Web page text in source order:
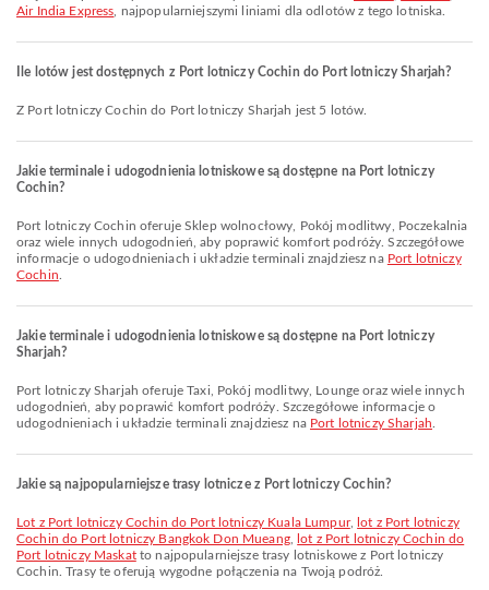
Air India Express , najpopularniejszymi liniami dla odlotów z tego lotniska.
Ile lotów jest dostępnych z Port lotniczy Cochin do Port lotniczy Sharjah?
Z Port lotniczy Cochin do Port lotniczy Sharjah jest 5 lotów.
Jakie terminale i udogodnienia lotniskowe są dostępne na Port lotniczy
Cochin?
Port lotniczy Cochin oferuje Sklep wolnocłowy, Pokój modlitwy, Poczekalnia
oraz wiele innych udogodnień, aby poprawić komfort podróży. Szczegółowe
informacje o udogodnieniach i układzie terminali znajdziesz na Port lotniczy
Cochin
Jakie terminale i udogodnienia lotniskowe są dostępne na Port lotniczy
Sharjah?
Port lotniczy Sharjah oferuje Taxi, Pokój modlitwy, Lounge oraz wiele innych
udogodnień, aby poprawić komfort podróży. Szczegółowe informacje o
udogodnieniach i układzie terminali znajdziesz na Port lotniczy Sharjah
Jakie są najpopularniejsze trasy lotnicze z Port lotniczy Cochin?
lot z Port lotniczy Cochin do Port lotniczy Kuala Lumpur,
lot z Port lotniczy
Cochin do Port lotniczy Bangkok Don Mueang,
lot z Port lotniczy Cochin do
Port lotniczy Maskatto najpopularniejsze trasy lotniskowe z Port lotniczy
Cochin. Trasy te oferują wygodne połączenia na Twoją podróż.